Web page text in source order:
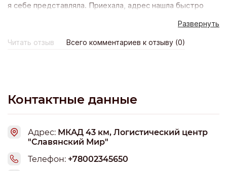
я себе представляла. Приехала, адрес нашла быстро
Москве несколько пунктов отправки), приняли,
упаковали, взвесили, измерили достаточно быстро.
Оформили и в указанный день груз был на месте. Сроки
Развернуть
Читать отзыв Всего комментариев к отзыву (0)
Контактные данные
Адрес: МКАД 43 км, Логистический центр
"Славянский Мир"
Телефон: +78002345650